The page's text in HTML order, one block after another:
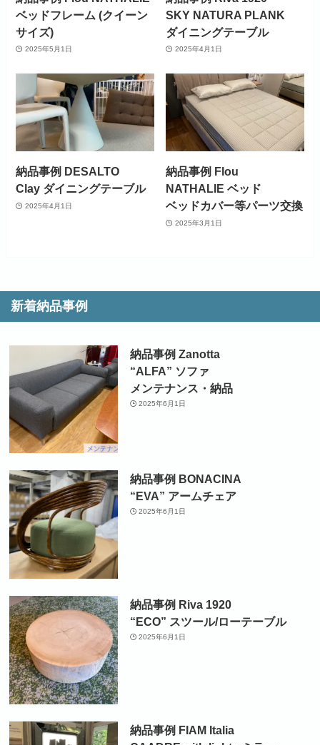
ベッドフレーム (クイーン
サイズ)
2025年5月1日
SKY NATURA PLANK
ダイニングテーブル
2025年4月1日
納品事例 DESALTO
Clay ダイニングテーブル
2025年4月1日
納品事例 Flou
NATHALIE ベッド
ベッドカバー等パーツ交換
2025年3月1日
新着納品事例
納品事例 Zanotta
“ALFA” ソファ
メンテナンス・納品
2025年6月1日
納品事例 BONACINA
“EVA” アームチェア
2025年6月1日
納品事例 Riva 1920
“ECO” スツール/ローテーブル
2025年6月1日
納品事例 FIAM Italia